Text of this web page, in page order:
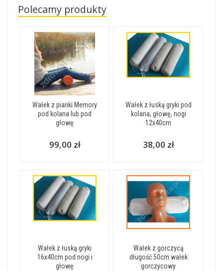
Polecamy produkty
Wałek z pianki Memory
pod kolana lub pod
głowę
99,00 zł
Wałek z łuską gryki pod
kolana, głowę, nogi
12x40cm
38,00 zł
Wałek z łuską gryki
16x40cm pod nogi i
głowę
Wałek z gorczycą
długość 50cm wałek
gorczycowy